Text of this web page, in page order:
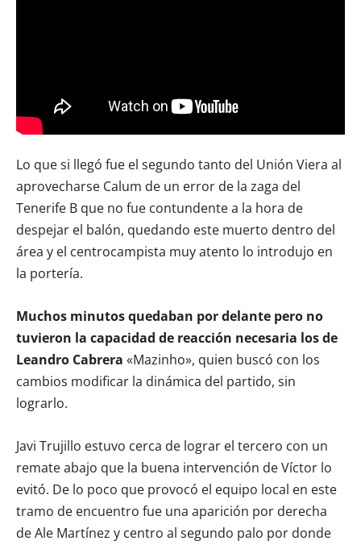
Lo que si llegó fue el segundo tanto del Unión Viera al
aprovecharse Calum de un error de la zaga del
Tenerife B que no fue contundente a la hora de
despejar el balón, quedando este muerto dentro del
área y el centrocampista muy atento lo introdujo en
la portería.
Muchos minutos quedaban por delante pero no
tuvieron la capacidad de reacción necesaria los de
Leandro Cabrera «Mazinho», quien buscó con los
cambios modificar la dinámica del partido, sin
lograrlo.
Javi Trujillo estuvo cerca de lograr el tercero con un
remate abajo que la buena intervención de Víctor lo
evitó. De lo poco que provocó el equipo local en este
tramo de encuentro fue una aparición por derecha
de Ale Martínez y centro al segundo palo por donde